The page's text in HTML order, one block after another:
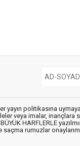
yayın politikasına
veya imalar, inançlara
HARFLERLE
saçma rumuzlar